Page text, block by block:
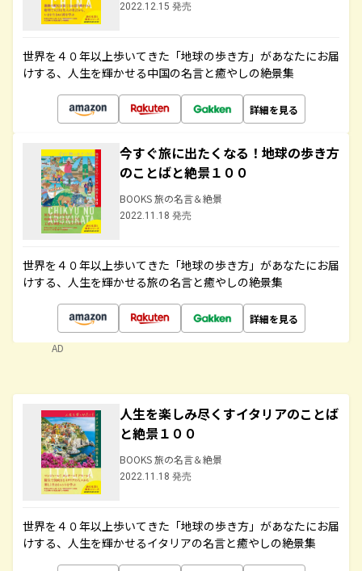
2022.12.15 発売
世界を４０年以上歩いてきた「地球の歩き方」があなたにお届
けする、人生を輝かせる中国の名言と癒やしの絶景集
詳細を見る
今すぐ旅に出たくなる！地球の歩き方
のことばと絶景１００
BOOKS 旅の名言＆絶景
2022.11.18 発売
世界を４０年以上歩いてきた「地球の歩き方」があなたにお届
けする、人生を輝かせる旅の名言と癒やしの絶景集
詳細を見る
AD
人生を楽しみ尽くすイタリアのことば
と絶景１００
BOOKS 旅の名言＆絶景
2022.11.18 発売
世界を４０年以上歩いてきた「地球の歩き方」があなたにお届
けする、人生を輝かせるイタリアの名言と癒やしの絶景集